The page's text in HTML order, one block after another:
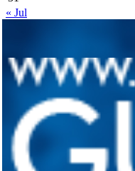
« Jul